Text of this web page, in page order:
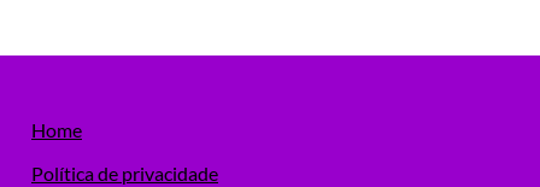
Home
Política de privacidade